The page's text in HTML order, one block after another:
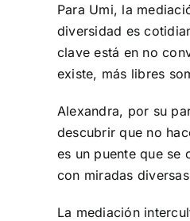
Para Umi, la
diversidad es
clave está en no
existe, más libres
Alexandra, por su
descubrir que no
es un puente que se
con miradas
La mediación